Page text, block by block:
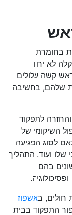
בחומרת
לא יחוו
קשה עלולים
שלהם, בחשיבה
לתפקוד
השיקומי של
לסוג הפגיעה
שלו ועוד. התהליך
בהם
חולים, באשפוז
התפקוד בבית